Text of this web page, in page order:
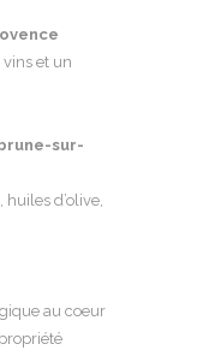
et un
sur-
d’olive,
au coeur